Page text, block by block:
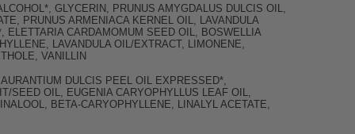
GLYCERIN, PRUNUS AMYGDALUS DULCIS OIL,
PRUNUS ARMENIACA KERNEL OIL, LAVANDULA
ELETTARIA CARDAMOMUM SEED OIL, BOSWELLIA
LAVANDULA OIL/EXTRACT, LIMONENE,
VANILLIN
DULCIS PEEL OIL EXPRESSED*,
SEED OIL, EUGENIA CARYOPHYLLUS LEAF OIL,
BETA-CARYOPHYLLENE, LINALYL ACETATE,